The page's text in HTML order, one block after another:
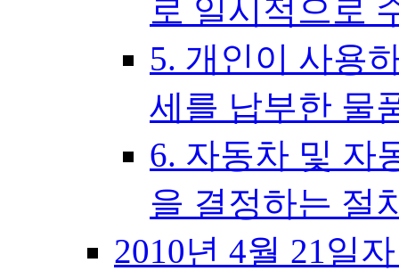
로 일시적으로
5. 개인이 사용
세를 납부한 물
6. 자동차 및 자
을 결정하는 절
2010년 4월 21일